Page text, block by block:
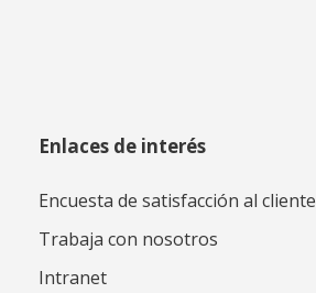
Enlaces de interés
Encuesta de satisfacción al cliente
Trabaja con nosotros
Intranet